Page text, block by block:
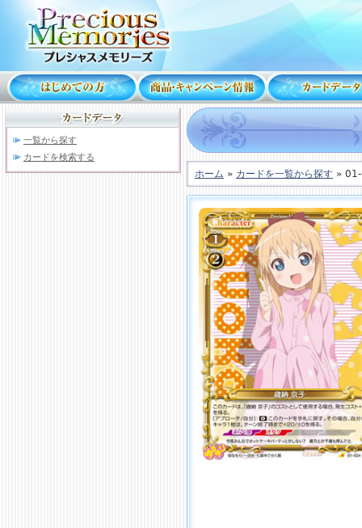
一覧から探す
カードを検索する
ホーム » カードを一覧から探す »